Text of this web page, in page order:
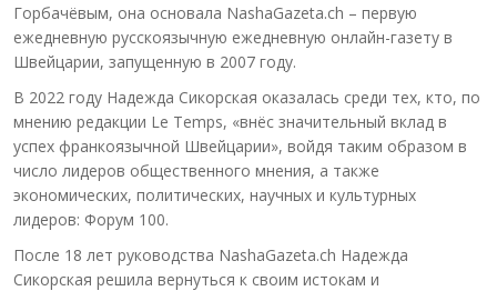
Горбачёвым, она основала NashaGazeta.ch – первую
ежедневную русскоязычную ежедневную онлайн-газету в
Швейцарии, запущенную в 2007 году.
В 2022 году Надежда Сикорская оказалась среди тех, кто, по
мнению редакции Le Temps, «внёс значительный вклад в
успех франкоязычной Швейцарии», войдя таким образом в
число лидеров общественного мнения, а также
экономических, политических, научных и культурных
лидеров: Форум 100.
После 18 лет руководства NashaGazeta.ch Надежда
Сикорская решила вернуться к своим истокам и